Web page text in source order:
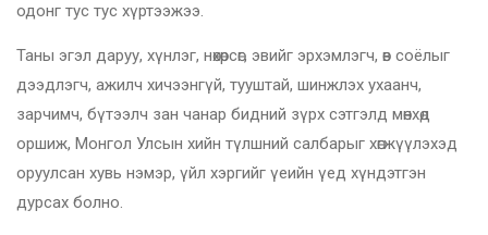
одонг тус тус хүртээжээ.
Таны эгэл даруу, хүнлэг, нөхөрсөг, эвийг эрхэмлэгч, өв соёлыг
дээдлэгч, ажилч хичээнгүй, тууштай, шинжлэх ухаанч,
зарчимч, бүтээлч зан чанар бидний зүрх сэтгэлд мөнхөд
оршиж, Монгол Улсын хийн түлшний салбарыг хөгжүүлэхэд
оруулсан хувь нэмэр, үйл хэргийг үеийн үед хүндэтгэн
дурсах болно.